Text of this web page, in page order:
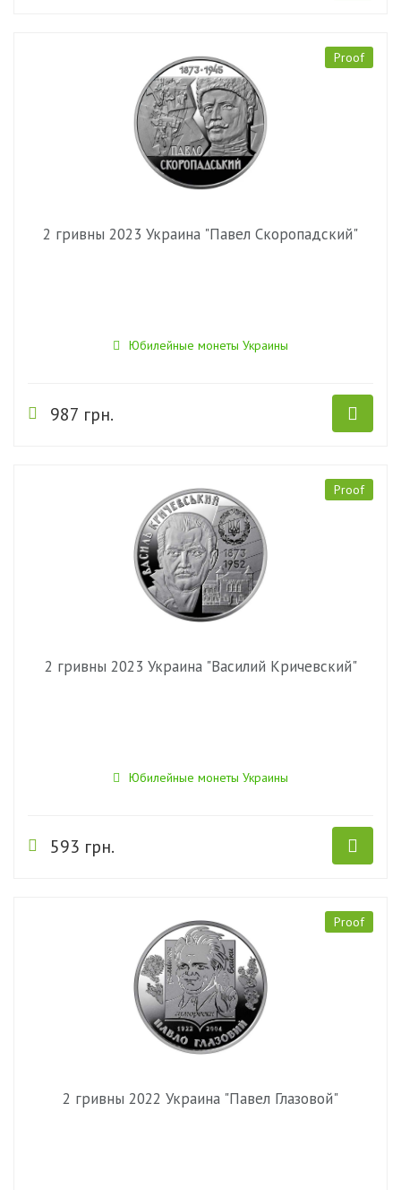
Proof
2 гривны 2023 Украина "Павел Скоропадский"
Юбилейные монеты Украины
987 грн.
Proof
2 гривны 2023 Украина "Василий Кричевский"
Юбилейные монеты Украины
593 грн.
Proof
2 гривны 2022 Украина "Павел Глазовой"